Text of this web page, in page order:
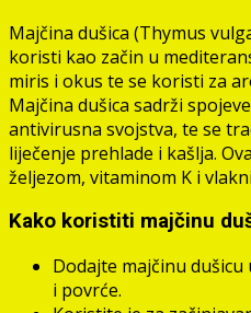
Majčina dušica (Thymus
koristi kao začin u
miris i okus te se koristi za
Majčina dušica sadrži
antivirusna svojstva, te se
liječenje prehlade i kašlja.
željezom, vitaminom K i
Kako koristiti majčinu
Dodajte majčinu dušicu
i povrće.